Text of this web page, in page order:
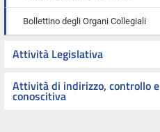
Bollettino degli Organi Collegiali
Attività Legislativa
Attività di indirizzo, controllo e
conoscitiva